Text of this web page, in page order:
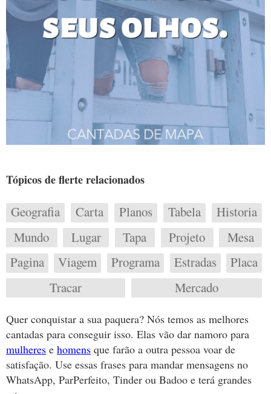
Tópicos de flerte relacionados
Geografia Carta Planos Tabela
Historia
Mundo
Lugar Tapa Projeto
Mesa
Pagina
Viagem Programa Estradas
Placa
Tracar
Mercado
Quer conquistar a sua paquera? Nós temos as melhores
cantadas para conseguir isso. Elas vão dar namoro para
mulheres e homens que farão a outra pessoa voar de
satisfação. Use essas frases para mandar mensagens no
WhatsApp, ParPerfeito, Tinder ou Badoo e terá grandes